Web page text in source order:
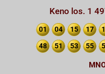
Keno los. 1
01 04 15 17
48 51 53 55